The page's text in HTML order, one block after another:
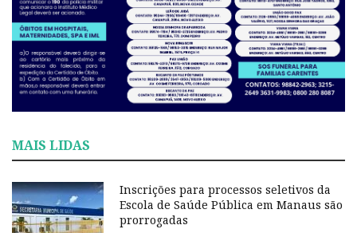
MAIS LIDAS
Inscrições para processos seletivos da
Escola de Saúde Pública em Manaus são
prorrogadas